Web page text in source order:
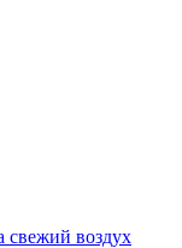
свежий воздух